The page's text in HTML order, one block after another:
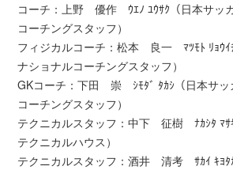
コーチ：上野 優作 ｳｴﾉ ﾕｳｻｸ（日本サッ
コーチングスタッフ）
フィジカルコーチ：松本 良一 ﾏﾂﾓﾄ ﾘｮｳｲ
ナショナルコーチングスタッフ）
GKコーチ：下田 崇 ｼﾓﾀﾞ ﾀｶｼ（日本サッ
コーチングスタッフ）
テクニカルスタッフ：中下 征樹 ﾅｶｼﾀ ﾏｻ
テクニカルハウス）
テクニカルスタッフ：酒井 清考 ｻｶｲ ｷﾖﾀ